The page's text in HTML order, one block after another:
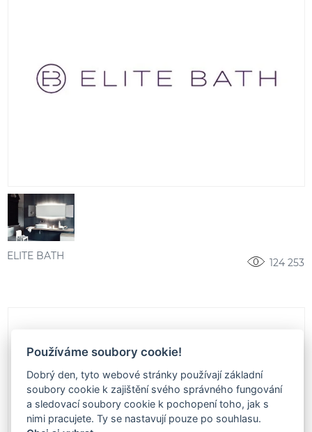
ELITE BATH
124 253
Používáme soubory cookie!
Dobrý den, tyto webové stránky používají základní
soubory cookie k zajištění svého správného fungování
a sledovací soubory cookie k pochopení toho, jak s
nimi pracujete. Ty se nastavují pouze po souhlasu.